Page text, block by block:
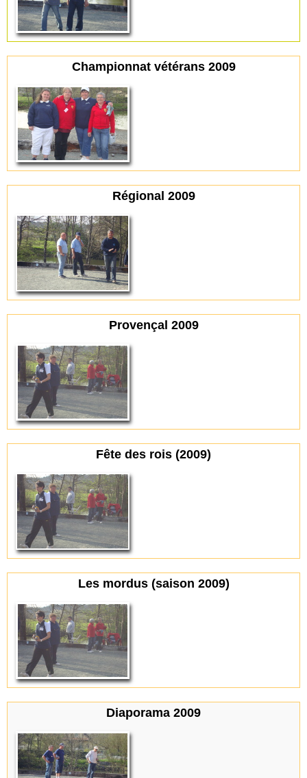
Championnat vétérans 2009
Régional 2009
Provençal 2009
Fête des rois (2009)
Les mordus (saison 2009)
Diaporama 2009